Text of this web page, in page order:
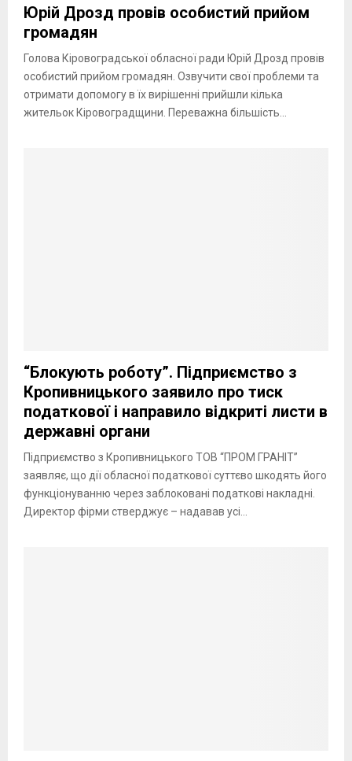
Юрій Дрозд провів особистий прийом
громадян
Голова Кіровоградської обласної ради Юрій Дрозд провів
особистий прийом громадян. Озвучити свої проблеми та
отримати допомогу в їх вирішенні прийшли кілька
жительок Кіровоградщини. Переважна більшість...
“Блокують роботу”. Підприємство з
Кропивницького заявило про тиск
податкової і направило відкриті листи в
державні органи
Підприємство з Кропивницького ТОВ “ПРОМ ГРАНІТ”
заявляє, що дії обласної податкової суттєво шкодять його
функціонуванню через заблоковані податкові накладні.
Директор фірми стверджує – надавав усі...